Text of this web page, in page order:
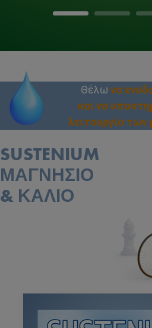
Θέλω να
και να
λειτουργία
SUSTENIUM
ΜΑΓΝΗΣΙΟ
& ΚΑΛΙΟ
Περιοδικό
ΒΡΕΙΤΕ ΤΟ ΚΑΤΑΛΛΗΛΟ